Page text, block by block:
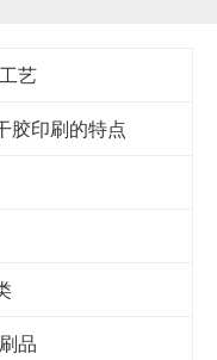
艺
胶印刷的特点
品